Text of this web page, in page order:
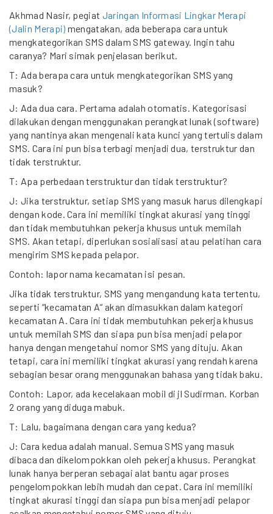
Akhmad Nasir, pegiat Jaringan Informasi Lingkar Merapi
(Jalin Merapi) mengatakan, ada beberapa cara untuk
mengkategorikan SMS dalam SMS gateway. Ingin tahu
caranya? Mari simak penjelasan berikut.
T: Ada berapa cara untuk mengkategorikan SMS yang
masuk?
J: Ada dua cara. Pertama adalah otomatis. Kategorisasi
dilakukan dengan menggunakan perangkat lunak (software)
yang nantinya akan mengenali kata kunci yang tertulis dalam
SMS. Cara ini pun bisa terbagi menjadi dua, terstruktur dan
tidak terstruktur.
T: Apa perbedaan terstruktur dan tidak terstruktur?
J: Jika terstruktur, setiap SMS yang masuk harus dilengkapi
dengan kode. Cara ini memiliki tingkat akurasi yang tinggi
dan tidak membutuhkan pekerja khusus untuk memilah
SMS. Akan tetapi, diperlukan sosialisasi atau pelatihan cara
mengirim SMS kepada pelapor.
Contoh: lapornama kecamatan isi pesan.
Jika tidak terstruktur, SMS yang mengandung kata tertentu,
seperti “kecamatan A“ akan dimasukkan dalam kategori
kecamatan A. Cara ini tidak membutuhkan pekerja khusus
untuk memilah SMS dan siapa pun bisa menjadi pelapor
hanya dengan mengetahui nomor SMS yang dituju. Akan
tetapi, cara ini memiliki tingkat akurasi yang rendah karena
sebagian besar orang menggunakan bahasa yang tidak baku.
Contoh: Lapor, ada kecelakaan mobil di jl Sudirman. Korban
2 orang yang diduga mabuk.
T: Lalu, bagaimana dengan cara yang kedua?
J: Cara kedua adalah manual. Semua SMS yang masuk
dibaca dan dikelompokkan oleh pekerja khusus. Perangkat
lunak hanya berperan sebagai alat bantu agar proses
pengelompokkan lebih mudah dan cepat. Cara ini memiliki
tingkat akurasi tinggi dan siapa pun bisa menjadi pelapor